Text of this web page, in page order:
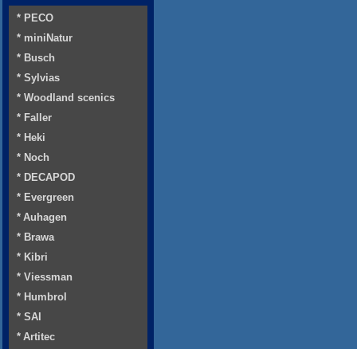
* PECO
* miniNatur
* Busch
* Sylvias
* Woodland scenics
* Faller
* Heki
* Noch
* DECAPOD
* Evergreen
* Auhagen
* Brawa
* Kibri
* Viessman
* Humbrol
* SAI
* Artitec